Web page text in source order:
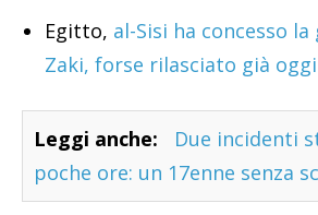
Egitto, al-Sisi ha concesso
Zaki, forse rilasciato già oggi
Leggi anche:
Due incidenti
poche ore: un 17enne senza